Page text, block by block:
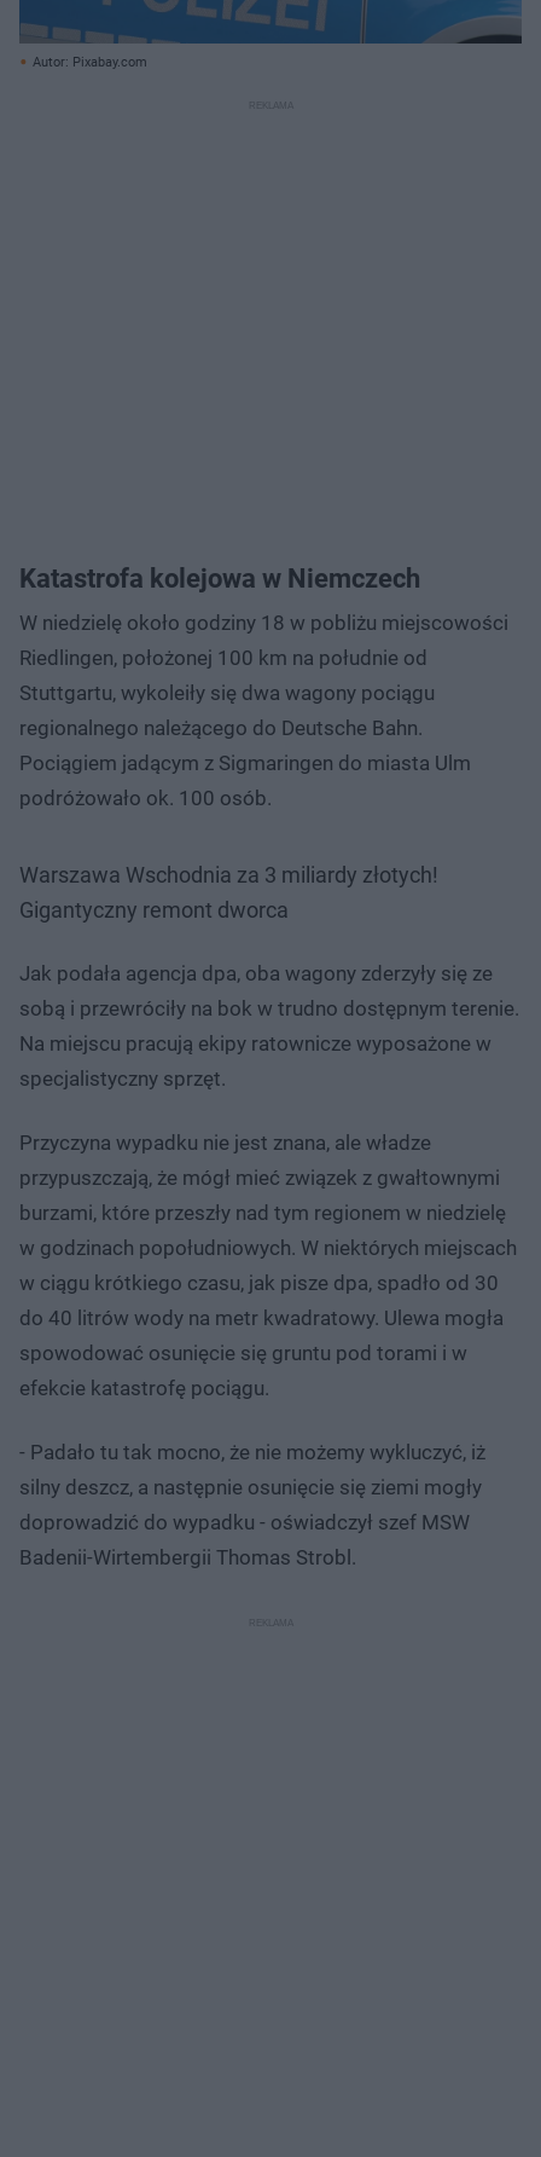
Autor: Pixabay.com
Katastrofa kolejowa w Niemczech
W niedzielę około godziny 18 w pobliżu miejscowości
Riedlingen, położonej 100 km na południe od
Stuttgartu, wykoleiły się dwa wagony pociągu
regionalnego należącego do Deutsche Bahn.
Pociągiem jadącym z Sigmaringen do miasta Ulm
podróżowało ok. 100 osób.
Warszawa Wschodnia za 3 miliardy złotych!
Gigantyczny remont dworca
Jak podała agencja dpa, oba wagony zderzyły się ze
sobą i przewróciły na bok w trudno dostępnym terenie.
Na miejscu pracują ekipy ratownicze wyposażone w
specjalistyczny sprzęt.
Przyczyna wypadku nie jest znana, ale władze
przypuszczają, że mógł mieć związek z gwałtownymi
burzami, które przeszły nad tym regionem w niedzielę
w godzinach popołudniowych. W niektórych miejscach
w ciągu krótkiego czasu, jak pisze dpa, spadło od 30
do 40 litrów wody na metr kwadratowy. Ulewa mogła
spowodować osunięcie się gruntu pod torami i w
efekcie katastrofę pociągu.
- Padało tu tak mocno, że nie możemy wykluczyć, iż
silny deszcz, a następnie osunięcie się ziemi mogły
doprowadzić do wypadku - oświadczył szef MSW
Badenii-Wirtembergii Thomas Strobl.